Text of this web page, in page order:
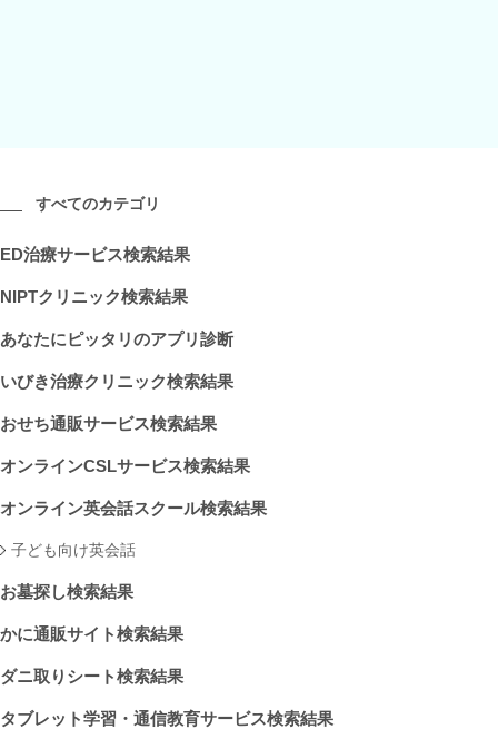
すべてのカテゴリ
ED治療サービス検索結果
NIPTクリニック検索結果
あなたにピッタリのアプリ診断
いびき治療クリニック検索結果
おせち通販サービス検索結果
オンラインCSLサービス検索結果
オンライン英会話スクール検索結果
子ども向け英会話
お墓探し検索結果
かに通販サイト検索結果
ダニ取りシート検索結果
タブレット学習・通信教育サービス検索結果